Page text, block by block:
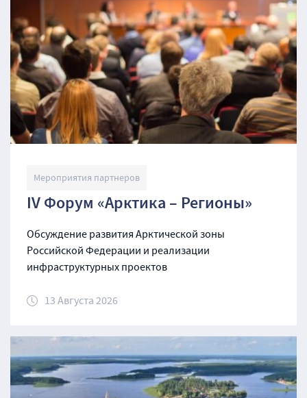
Мероприятия партнеров
IV Форум «Арктика – Регионы»
Обсуждение развития Арктической зоны
Российской Федерации и реализации
инфраструктурных проектов
13 Августа 2026